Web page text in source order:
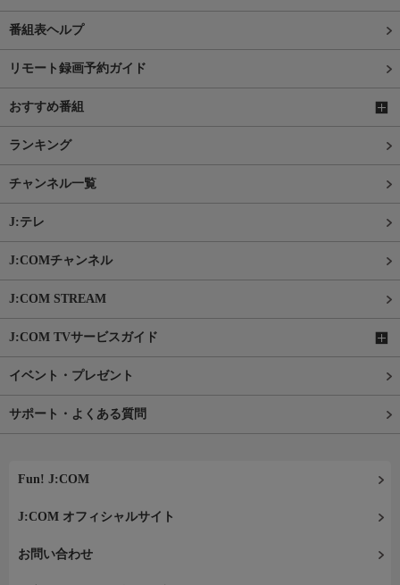
番組表ヘルプ
リモート録画予約ガイド
おすすめ番組
ランキング
チャンネル一覧
J:テレ
J:COMチャンネル
J:COM STREAM
J:COM TVサービスガイド
イベント・プレゼント
サポート・よくある質問
Fun! J:COM
J:COM オフィシャルサイト
お問い合わせ